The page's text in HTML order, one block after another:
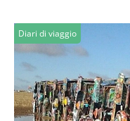
Diari di viaggio